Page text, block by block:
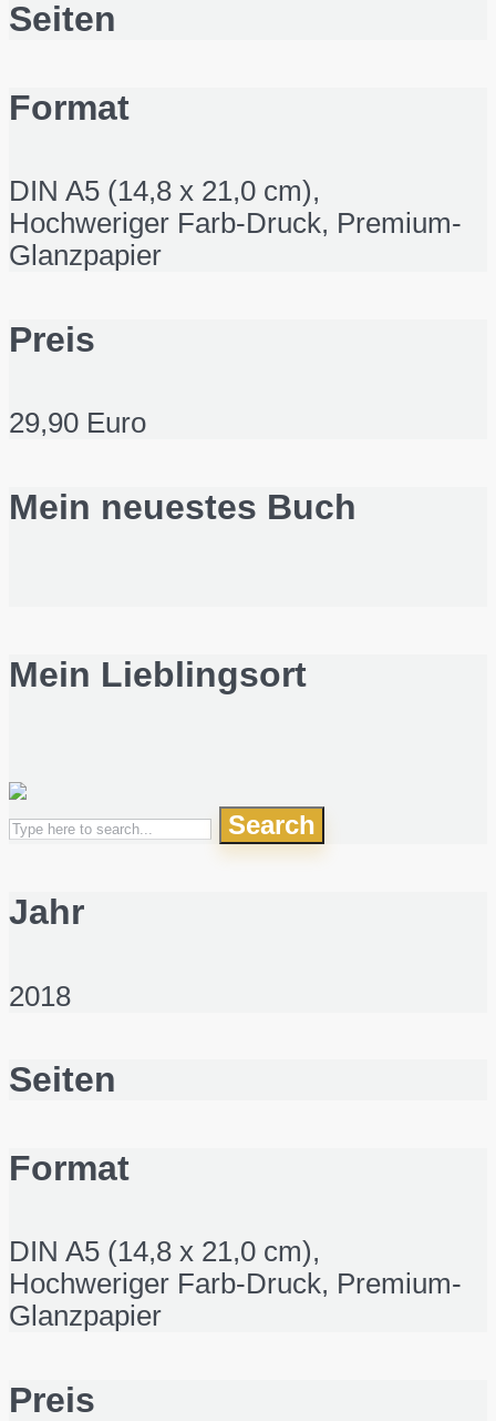
Seiten
Format
DIN A5 (14,8 x 21,0 cm),
Hochweriger Farb-Druck, Premium-
Glanzpapier
Preis
29,90 Euro
Mein neuestes Buch
Mein Lieblingsort
Search
Jahr
2018
Seiten
Format
DIN A5 (14,8 x 21,0 cm),
Hochweriger Farb-Druck, Premium-
Glanzpapier
Preis